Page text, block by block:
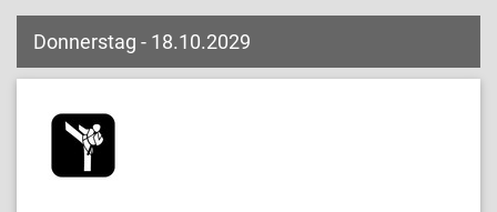
Donnerstag - 18.10.2029